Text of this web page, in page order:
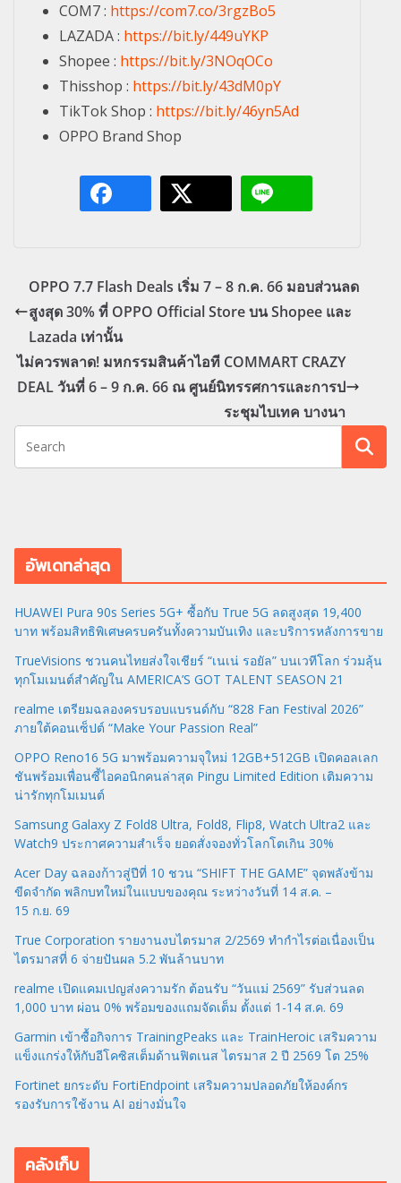
COM7 : https://com7.co/3rgzBo5
LAZADA : https://bit.ly/449uYKP
Shopee : https://bit.ly/3NOqOCo
Thisshop : https://bit.ly/43dM0pY
TikTok Shop : https://bit.ly/46yn5Ad
OPPO Brand Shop
OPPO 7.7 Flash Deals เริ่ม 7 – 8 ก.ค. 66 มอบส่วนลด
สูงสุด 30% ที่ OPPO Official Store บน Shopee และ
Lazada เท่านั้น
ไม่ควรพลาด! มหกรรมสินค้าไอที COMMART CRAZY
DEAL วันที่ 6 – 9 ก.ค. 66 ณ ศูนย์นิทรรศการและการป
ระชุมไบเทค บางนา
อัพเดทล่าสุด
HUAWEI Pura 90s Series 5G+ ซื้อกับ True 5G ลดสูงสุด 19,400
บาท พร้อมสิทธิพิเศษครบครันทั้งความบันเทิง และบริการหลังการขาย
TrueVisions ชวนคนไทยส่งใจเชียร์ “เนเน่ รอยัล” บนเวทีโลก ร่วมลุ้น
ทุกโมเมนต์สำคัญใน AMERICA’S GOT TALENT SEASON 21
realme เตรียมฉลองครบรอบแบรนด์กับ “828 Fan Festival 2026”
ภายใต้คอนเซ็ปต์ “Make Your Passion Real”
OPPO Reno16 5G มาพร้อมความจุใหม่ 12GB+512GB เปิดคอลเลก
ชันพร้อมเพื่อนซี้ไอคอนิกคนล่าสุด Pingu Limited Edition เติมความ
น่ารักทุกโมเมนต์
Samsung Galaxy Z Fold8 Ultra, Fold8, Flip8, Watch Ultra2 และ
Watch9 ประกาศความสำเร็จ ยอดสั่งจองทั่วโลกโตเกิน 30%
Acer Day ฉลองก้าวสู่ปีที่ 10 ชวน “SHIFT THE GAME” จุดพลังข้าม
ขีดจำกัด พลิกบทใหม่ในแบบของคุณ ระหว่างวันที่ 14 ส.ค. –
15 ก.ย. 69
True Corporation รายงานงบไตรมาส 2/2569 ทำกำไรต่อเนื่องเป็น
ไตรมาสที่ 6 จ่ายปันผล 5.2 พันล้านบาท
realme เปิดแคมเปญส่งความรัก ต้อนรับ “วันแม่ 2569” รับส่วนลด
1,000 บาท ผ่อน 0% พร้อมของแถมจัดเต็ม ตั้งแต่ 1-14 ส.ค. 69
Garmin เข้าซื้อกิจการ TrainingPeaks และ TrainHeroic เสริมความ
แข็งแกร่งให้กับอีโคซิสเต็มด้านฟิตเนส ไตรมาส 2 ปี 2569 โต 25%
Fortinet ยกระดับ FortiEndpoint เสริมความปลอดภัยให้องค์กร
รองรับการใช้งาน AI อย่างมั่นใจ
คลังเก็บ